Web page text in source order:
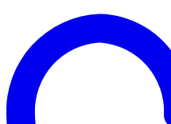
(Таслан)
к,
темно-
синий/
васильковый